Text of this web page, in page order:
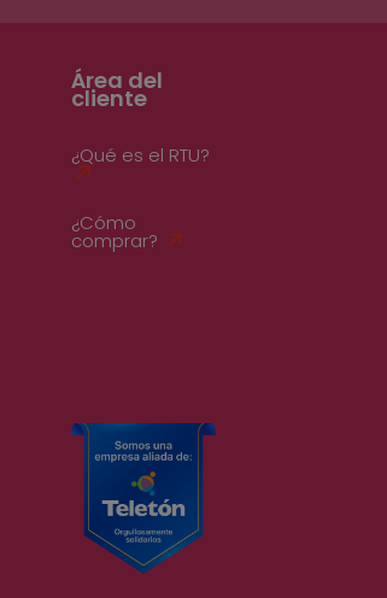
Área del
cliente
¿Qué es el RTU?
¿Cómo
comprar?